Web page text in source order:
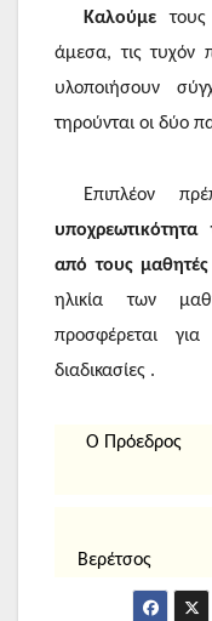
Καλούμετους
άμεσα, τις τυχόν
υλοποιήσουν
τηρούνται οι δύο
Επιπλέον
από τους
ηλικία των
προσφέρεται
διαδικασίες .
Ο